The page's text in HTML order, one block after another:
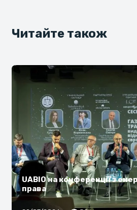
Читайте також
UABIO на конференції з
права